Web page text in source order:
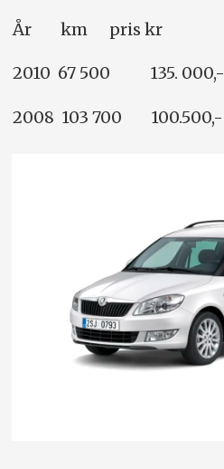
År km pris kr
2010 67 500 135. 000,-
2008 103 700 100.500,-